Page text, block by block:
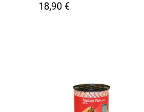
18,90 €
18,90 €